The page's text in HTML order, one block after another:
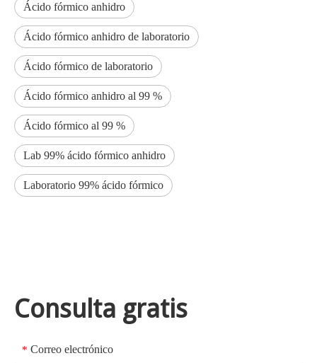
Ácido fórmico anhidro
Ácido fórmico anhidro de laboratorio
Ácido fórmico de laboratorio
Ácido fórmico anhidro al 99 %
Ácido fórmico al 99 %
Lab 99% ácido fórmico anhidro
Laboratorio 99% ácido fórmico
Consulta gratis
* Correo electrónico